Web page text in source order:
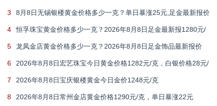
3
8月8日无锡银楼黄金价格多少一克？单日暴涨25元,足金最新报价
4
恒孚珠宝黄金价格多少一克？2026年8月8日足金最新报1280元/
5
龙凤金店黄金价格多少一克？2026年8月8日足金饰品最新报价
6
2026年8月8日宏艺珠宝今日黄金价格1282元/克，白银价格28元/
7
2026年8月8日宝庆银楼黄金今日金价1248元/克
8 2026年8月8日常州金店黄金价格1290元/克，单日暴涨22元